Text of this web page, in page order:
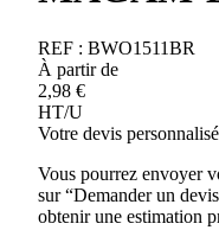
REF : BWO1511BR
À partir de
2,98 €
HT/U
Votre devis personnalisé
Vous pourrez envoyer
sur “Demander un
obtenir une estimation